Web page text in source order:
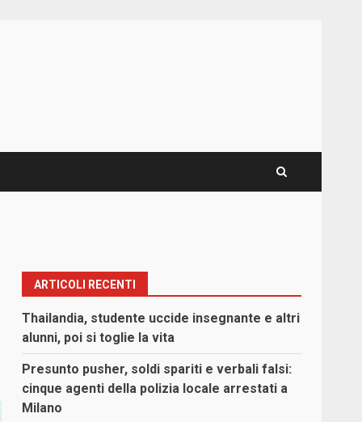
ARTICOLI RECENTI
Thailandia, studente uccide insegnante e altri
alunni, poi si toglie la vita
Presunto pusher, soldi spariti e verbali falsi:
cinque agenti della polizia locale arrestati a
Milano